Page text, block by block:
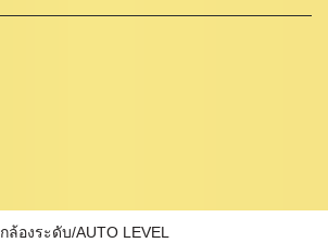
กล้องระดับ/AUTO LEVEL